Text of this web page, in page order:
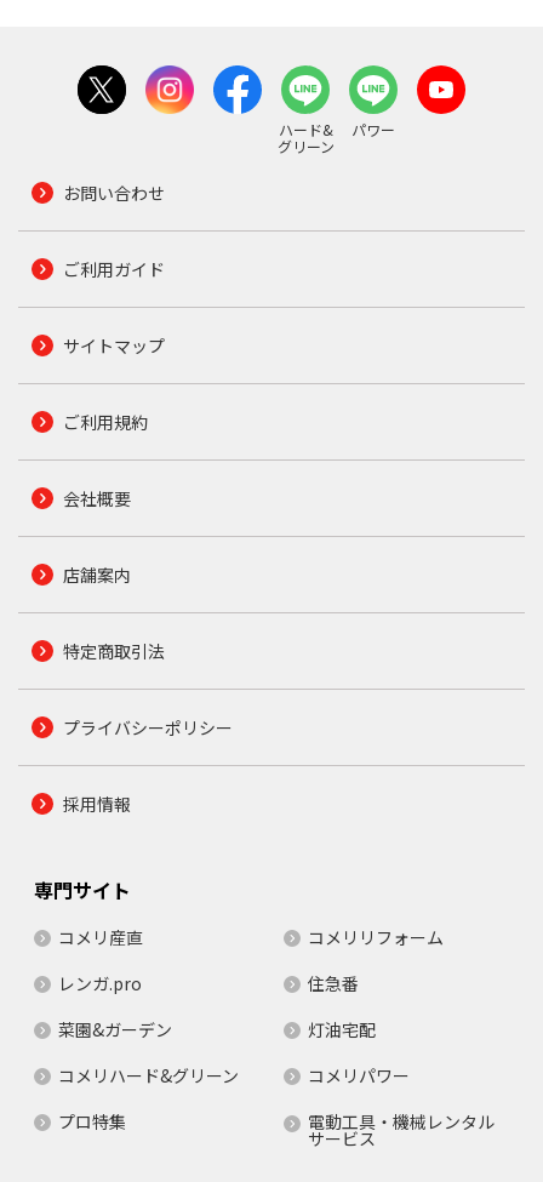
ハード&
グリーン
パワー
お問い合わせ
ご利用ガイド
サイトマップ
ご利用規約
会社概要
店舗案内
特定商取引法
プライバシーポリシー
採用情報
専門サイト
コメリ産直
コメリリフォーム
レンガ.pro
住急番
菜園&ガーデン
灯油宅配
コメリハード&グリーン
コメリパワー
プロ特集
電動工具・機械レンタル
サービス